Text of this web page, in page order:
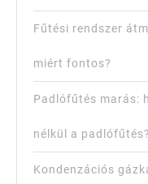
Fűtési rendszer
miért fontos?
Padlófűtés marás:
nélkül a padlófűtés?
Kondenzációs